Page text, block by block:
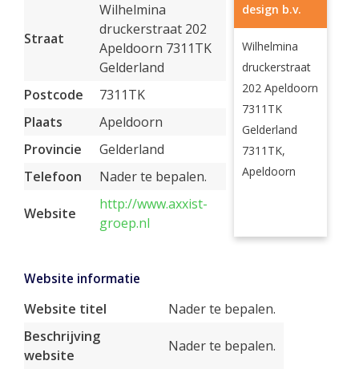
Straat
Wilhelmina
druckerstraat 202
Apeldoorn 7311TK
Gelderland
Postcode
7311TK
Plaats
Apeldoorn
Provincie
Gelderland
Telefoon
Nader te bepalen.
Website
http://www.axxist-
groep.nl
design b.v.
Wilhelmina
druckerstraat
202 Apeldoorn
7311TK
Gelderland
7311TK,
Apeldoorn
Website informatie
Website titel
Nader te bepalen.
Beschrijving
website
Nader te bepalen.